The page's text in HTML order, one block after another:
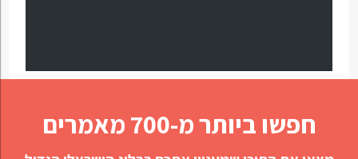
חפשו ביותר מ-700 מאמרים